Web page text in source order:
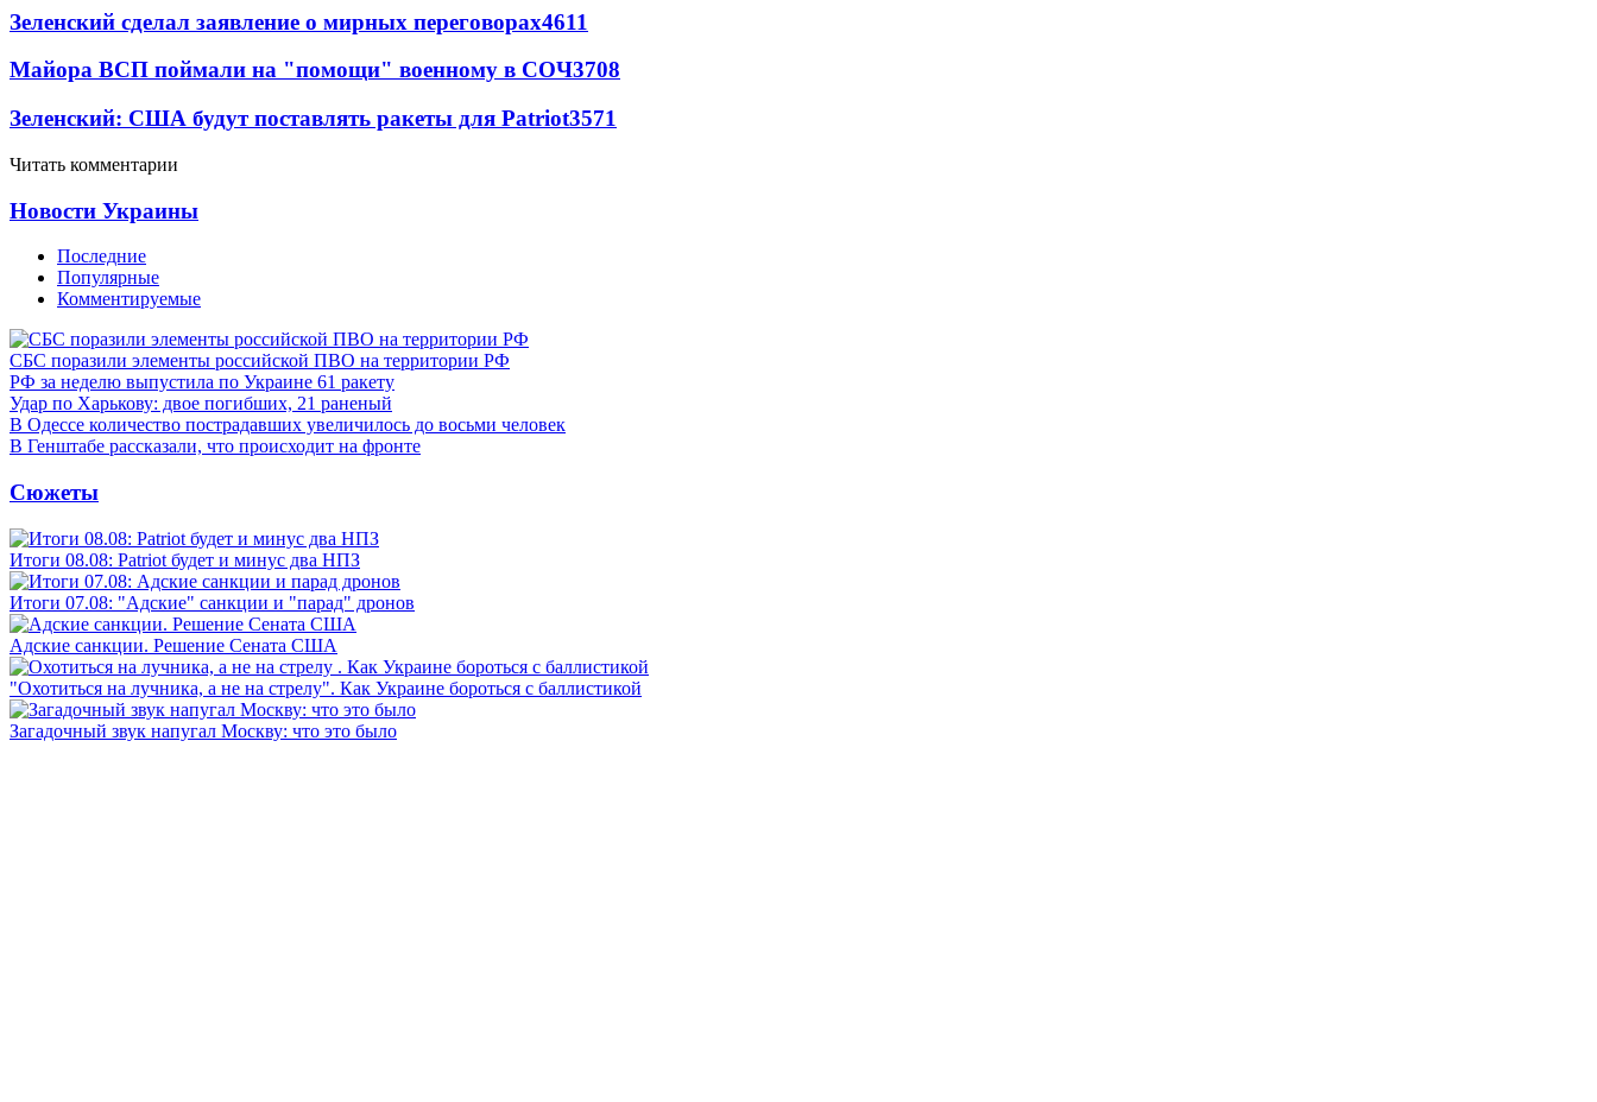
Зеленский сделал заявление о мирных переговорах4611
Майора ВСП поймали на "помощи" военному в СОЧ3708
Зеленский: США будут поставлять ракеты для Patriot3571
Читать комментарии
Новости Украины
Последние
Популярные
Комментируемые
СБС поразили элементы российской ПВО на территории РФ
РФ за неделю выпустила по Украине 61 ракету
Удар по Харькову: двое погибших, 21 раненый
В Одессе количество пострадавших увеличилось до восьми человек
В Генштабе рассказали, что происходит на фронте
Сюжеты
Итоги 08.08: Patriot будет и минус два НПЗ
Итоги 07.08: "Адские" санкции и "парад" дронов
Адские санкции. Решение Сената США
"Охотиться на лучника, а не на стрелу". Как Украине бороться с баллистикой
Загадочный звук напугал Москву: что это было